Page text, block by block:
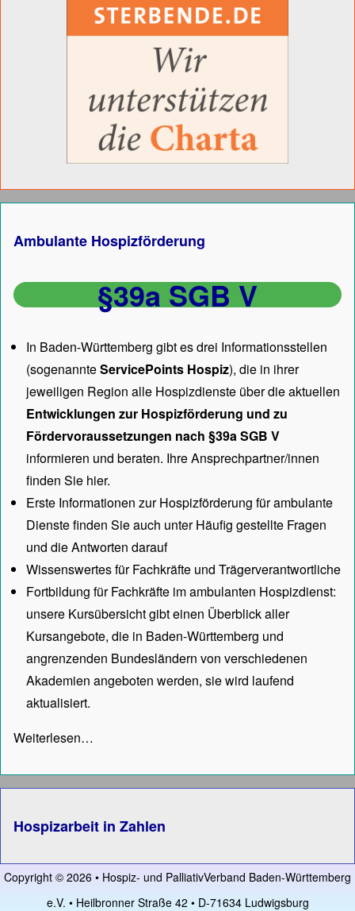
Ambulante Hospizförderung
§39a SGB V
In Baden-Württemberg gibt es drei Informationsstellen
(sogenannteServicePoints Hospiz), die in ihrer
jeweiligen Region alle Hospizdienste über die aktuellen
Entwicklungen zur Hospizförderung und zu
Fördervoraussetzungen nach §39a SGB V
informieren und beraten. Ihre Ansprechpartner/innen
finden Sie hier.
Erste Informationen zur Hospizförderung für ambulante
Dienste finden Sie auch unterHäufig gestellte Fragen
und die Antworten darauf
Wissenswertes für Fachkräfte und Trägerverantwortliche
Fortbildung für Fachkräfte im ambulanten Hospizdienst:
unsere Kursübersichtgibt einen Überblick aller
Kursangebote, die in Baden-Württemberg und
angrenzenden Bundesländern von verschiedenen
Akademien angeboten werden, sie wird laufend
aktualisiert.
Weiterlesen…
Hospizarbeit in Zahlen
Copyright © 2026 • Hospiz- und PalliativVerband Baden-Württemberg
e.V. • Heilbronner Straße 42 • D-71634 Ludwigsburg